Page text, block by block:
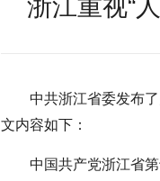
浙江重视“
中共浙江省委发布
文内容如下：
中国共产党浙江省